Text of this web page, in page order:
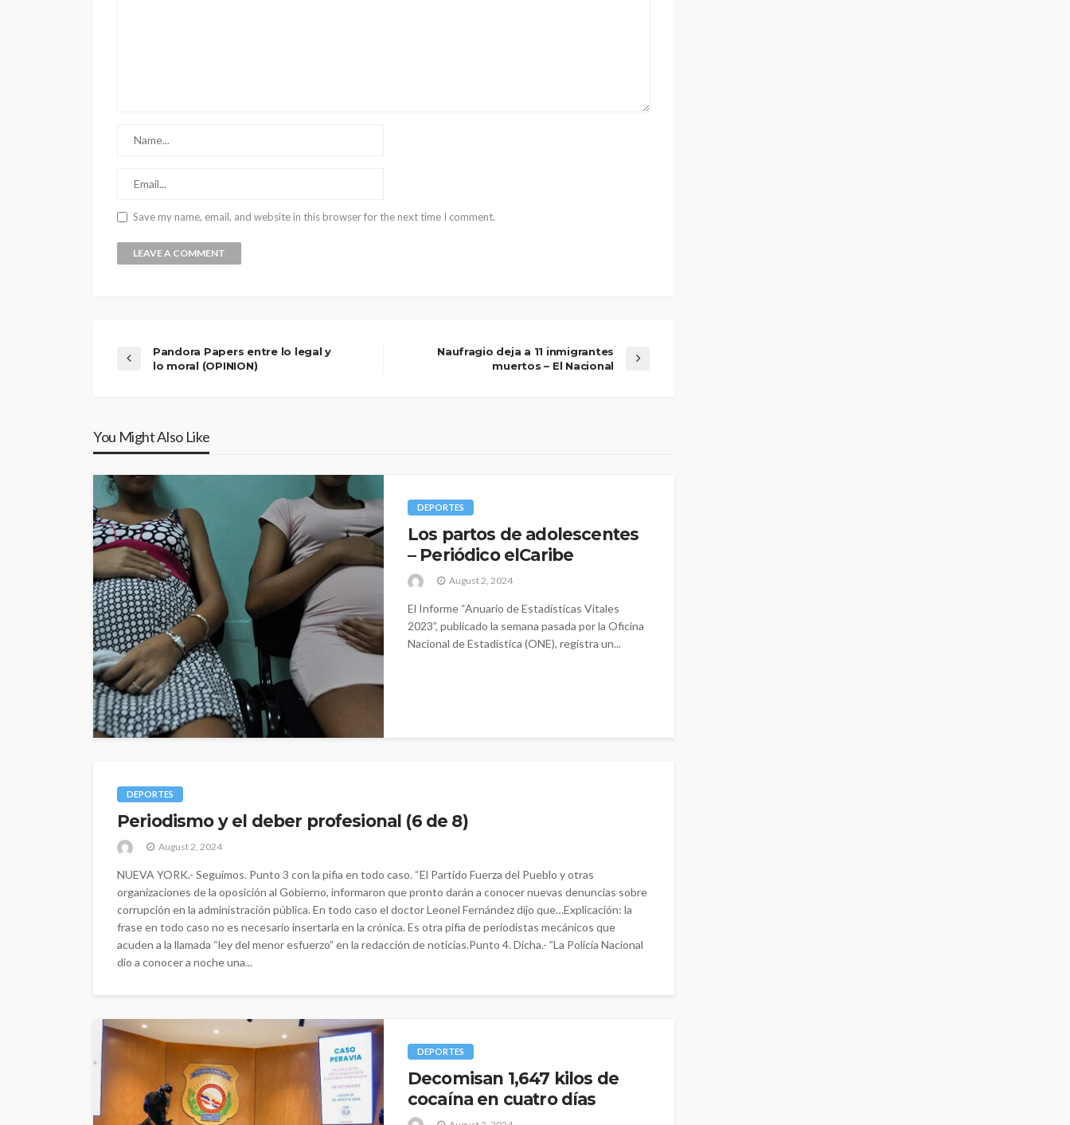
Save my name, email, and website in this browser for the next time I comment.
Pandora Papers entre lo legal y
lo moral (OPINION)
Naufragio deja a 11 inmigrantes
muertos – El Nacional
You Might Also Like
DEPORTES
Los partos de adolescentes
– Periódico elCaribe
August 2, 2024
El Informe “Anuario de Estadísticas Vitales
2023”, publicado la semana pasada por la Oficina
Nacional de Estadística (ONE), registra un...
DEPORTES
Periodismo y el deber profesional (6 de 8)
August 2, 2024
NUEVA YORK.- Seguimos. Punto 3 con la pifia en todo caso. “El Partido Fuerza del Pueblo y otras
organizaciones de la oposición al Gobierno, informaron que pronto darán a conocer nuevas denuncias sobre
corrupción en la administración pública. En todo caso el doctor Leonel Fernández dijo que…Explicación: la
frase en todo caso no es necesario insertarla en la crónica. Es otra pifia de periodistas mecánicos que
acuden a la llamada “ley del menor esfuerzo” en la redacción de noticias.Punto 4. Dicha.- ”La Policía Nacional
dio a conocer a noche una...
DEPORTES
Decomisan 1,647 kilos de
cocaína en cuatro días